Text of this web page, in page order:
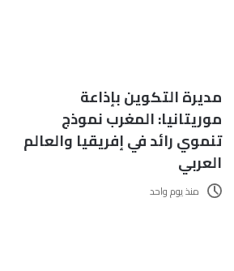
مديرة التكوين بإذاعة
موريتانيا: المغرب نموذج
تنموي رائد في إفريقيا والعالم
العربي
منذ يوم واحد